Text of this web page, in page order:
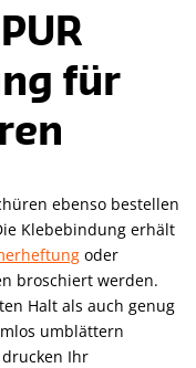
für
ebenso bestellen
Klebebindung erhält
oder
broschiert werden.
Halt als auch genug
umblättern
drucken Ihr